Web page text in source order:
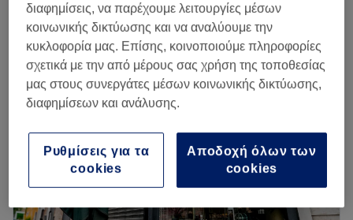
Δευτέρα 10:00–
Τρίτη
10:00–19:00
Τετάρτη
10:00–19:00
Πέμπτη
07:00–19:00
Παρασκευή
Κυριακή
Κλειστό
Προσφέρουμε υψηλής ποιότητας υπηρεσίες με
επαγγελματισμό, συνέπεια και προσωπική φροντίδα. Στόχος
μας είναι κάθε πελάτης να απολαμβάνει μια άνετη και
διαφημίσεις, να παρέχουμε λειτουργίες μέσων
κοινωνικής δικτύωσης και να αναλύουμε την
κυκλοφορία μας. Επίσης, κοινοποιούμε πληροφορίες
σχετικά με την από μέρους σας χρήση της τοποθεσίας
μας στους συνεργάτες μέσων κοινωνικής δικτύωσης,
διαφημίσεων και ανάλυσης.
Αποδοχή όλων των
cookies
Ρυθμίσεις για τα
cookies